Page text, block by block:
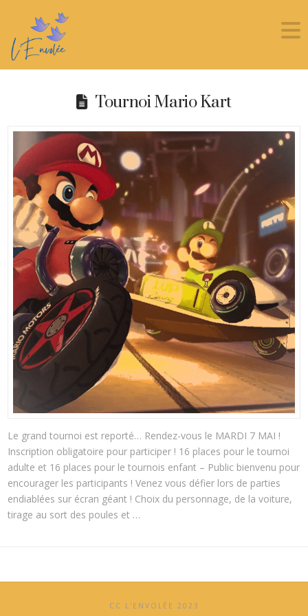
Tournoi Mario Kart
Le grand tournoi est reporté… Rendez-vous le MARDI 7 MAI !
Inscription obligatoire pour participer ! 16 places pour le tournoi
adulte et 16 places pour le tournois enfant – Public bienvenu pour
encourager les participants ! Venez vous défier lors de parties
endiablées sur écran géant ! Choix du personnage, de la voiture,
tirage au sort des poules et …
CC L'ENVOLÉE 2023